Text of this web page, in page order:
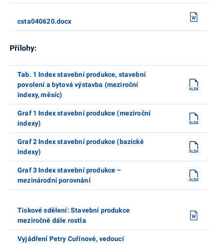
csta040620.docx
Přílohy:
Tab. 1 Index stavební produkce, stavební
povolení a bytová výstavba (meziroční
indexy, měsíc)
Graf 1 Index stavební produkce (meziroční
indexy)
Graf 2 Index stavební produkce (bazické
indexy)
Graf 3 Index stavební produkce –
mezinárodní porovnání
Tiskové sdělení: Stavební produkce
meziročně dále rostla
Vyjádření Petry Cuřínové, vedoucí